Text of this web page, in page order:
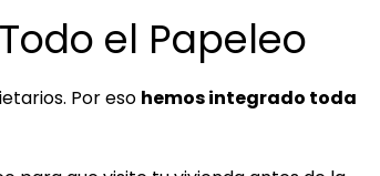
el Papeleo
Por eso hemos integrado toda